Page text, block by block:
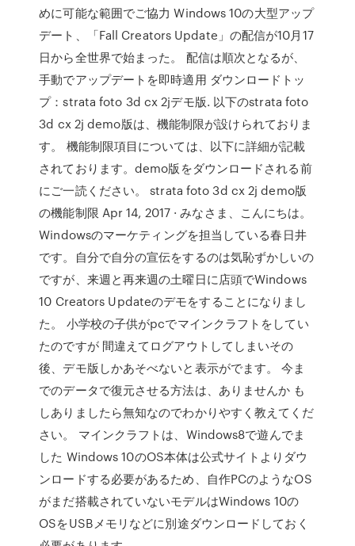
めに可能な範囲でご協力 Windows 10の大型アップ
デート、「Fall Creators Update」の配信が10月17
日から全世界で始まった。 配信は順次となるが、
手動でアップデートを即時適用 ダウンロードトッ
プ：strata foto 3d cx 2jデモ版. 以下のstrata foto
3d cx 2j demo版は、機能制限が設けられておりま
す。 機能制限項目については、以下に詳細が記載
されております。demo版をダウンロードされる前
にご一読ください。 strata foto 3d cx 2j demo版
の機能制限 Apr 14, 2017 · みなさま、こんにちは。
Windowsのマーケティングを担当している春日井
です。自分で自分の宣伝をするのは気恥ずかしいの
ですが、来週と再来週の土曜日に店頭でWindows
10 Creators Updateのデモをすることになりまし
た。 小学校の子供がpcでマインクラフトをしてい
たのですが 間違えてログアウトしてしまいその
後、デモ版しかあそべないと表示がでます。 今ま
でのデータで復元させる方法は、ありませんか も
しありましたら無知なのでわかりやすく教えてくだ
さい。 マインクラフトは、Windows8で遊んでま
した Windows 10のOS本体は公式サイトよりダウ
ンロードする必要があるため、自作PCのようなOS
がまだ搭載されていないモデルはWindows 10の
OSをUSBメモリなどに別途ダウンロードしておく